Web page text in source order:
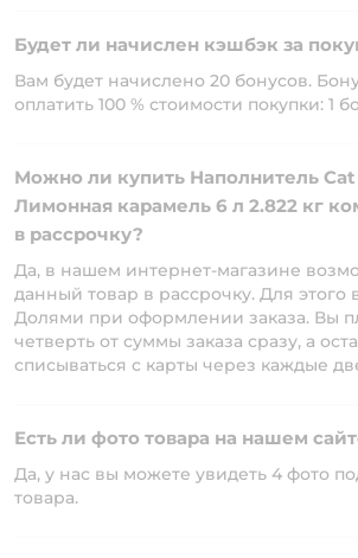
Будет ли начислен кэшбэк за
Вам будет начислено 20 бонусов.
оплатить 100 % стоимости покупки: 1
Можно ли купить Наполнитель
Лимонная карамель 6 л 2.822 кг
в рассрочку?
Да, в нашем интернет-магазине
данный товар в рассрочку. Для этого
Долями при оформлении заказа. Вы
четверть от суммы заказа сразу, а
списываться с карты через каждые
Есть ли фото товара на нашем
Да, у нас вы можете увидеть 4 фото
товара.